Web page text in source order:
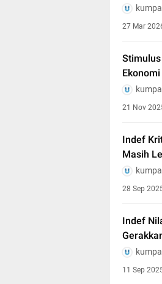
27 Mar
Ekonomi
21 Nov
Indef
Masih
28 Sep
Indef
11 Sep